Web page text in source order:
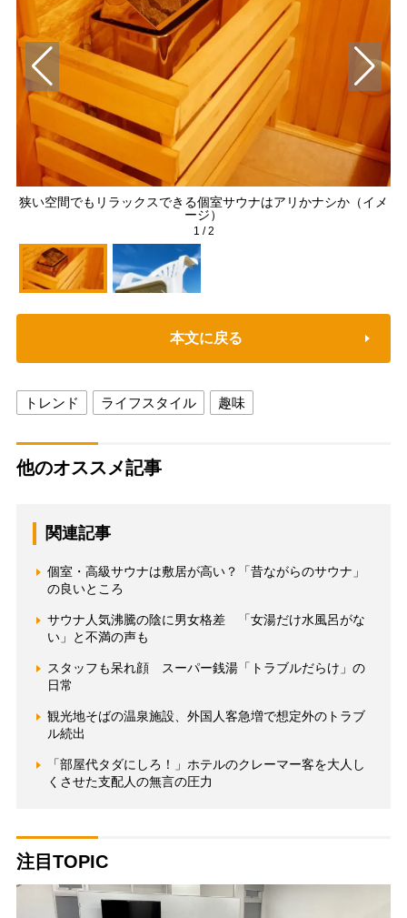
狭い空間でもリラックスできる個室サウナはアリかナシか（イメ
ージ）
1 /2
本文に戻る
トレンド ライフスタイル 趣味
他のオススメ記事
関連記事
個室・高級サウナは敷居が高い？「昔ながらのサウナ」
の良いところ
サウナ人気沸騰の陰に男女格差 「女湯だけ水風呂がな
い」と不満の声も
スタッフも呆れ顔 スーパー銭湯「トラブルだらけ」の
日常
観光地そばの温泉施設、外国人客急増で想定外のトラブ
ル続出
「部屋代タダにしろ！」ホテルのクレーマー客を大人し
くさせた支配人の無言の圧力
注目TOPIC